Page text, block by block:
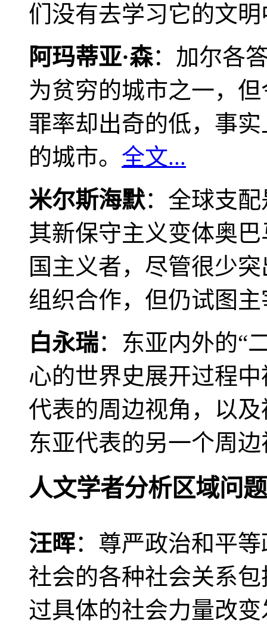
们没有去学习它的文
阿玛蒂亚·森：加尔各
为贫穷的城市之一，
罪率却出奇的低，事
的城市。 全文...
米尔斯海默：全球支
其新保守主义变体奥
国主义者，尽管很少
组织合作，但仍试图
白永瑞：东亚内外的“
心的世界史展开过程
代表的周边视角，以
东亚代表的另一个周
人文学者分析区域问题
汪晖：尊严政治和平
社会的各种社会关系
过具体的社会力量改